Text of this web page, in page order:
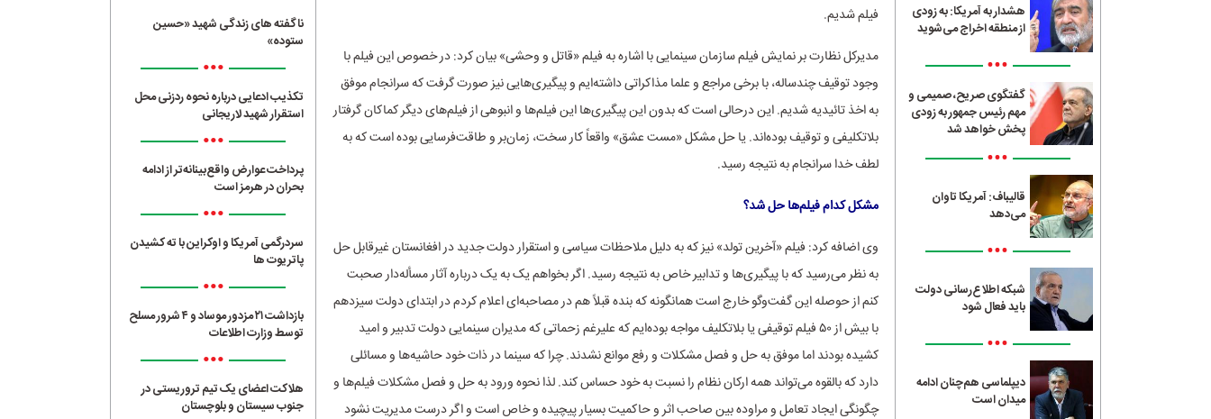
هشدار به آمریکا: به زودی
از منطقه اخراج می‌شوید
•••
گفتگوی صریح، صمیمی و
مهم رئیس جمهور به زودی
پخش خواهد شد
•••
قالیباف: آمریکا تاوان
می‌دهد
•••
شبکه اطلاع‌رسانی دولت
باید فعال شود
•••
دیپلماسی هم‌چنان ادامه
میدان است
فیلم شدیم.
مدیرکل نظارت بر نمایش فیلم سازمان سینمایی با اشاره به فیلم «قاتل و وحشی» بیان کرد: در خصوص این فیلم با
وجود توقیف چندساله، با برخی مراجع و علما مذاکراتی داشته‌ایم و پیگیری‌هایی نیز صورت گرفت که سرانجام موفق
به اخذ تائیدیه شدیم. این درحالی است که بدون این پیگیری‌ها این فیلم‌ها و انبوهی از فیلم‌های دیگر کماکان گرفتار
بلاتکلیفی و توقیف بوده‌اند. یا حل مشکل «مست عشق» واقعاً کار سخت، زمان‌بر و طاقت‌فرسایی بوده است که به
لطف خدا سرانجام به نتیجه رسید.
مشکل کدام فیلم‌ها حل شد؟
وی اضافه کرد: فیلم «آخرین تولد» نیز که به دلیل ملاحظات سیاسی و استقرار دولت جدید در افغانستان غیرقابل حل
به نظر می‌رسید که با پیگیری‌ها و تدابیر خاص به نتیجه رسید. اگر بخواهم یک به یک درباره آثار مسأله‌دار صحبت
کنم از حوصله این گفت‌وگو خارج است همانگونه که بنده قبلاً هم در مصاحبه‌ای اعلام کردم در ابتدای دولت سیزدهم
با بیش از ۵۰ فیلم توقیفی یا بلاتکلیف مواجه بوده‌ایم که علیرغم زحماتی که مدیران سینمایی دولت تدبیر و امید
کشیده بودند اما موفق به حل و فصل مشکلات و رفع موانع نشدند. چرا که سینما در ذات خود حاشیه‌ها و مسائلی
دارد که بالقوه می‌تواند همه ارکان نظام را نسبت به خود حساس کند. لذا نحوه ورود به حل و فصل مشکلات فیلم‌ها و
چگونگی ایجاد تعامل و مراوده بین صاحب اثر و حاکمیت بسیار پیچیده و خاص است و اگر درست مدیریت نشود
ناگفته های زندگی شهید «حسین
ستوده»
•••
تکذیب ادعایی درباره نحوه ردزنی محل
استقرار شهید لاریجانی
•••
پرداخت عوارض واقع‌بینانه‌تر از ادامه
بحران در هرمز است
•••
سردرگمی آمریکا و اوکراین با ته کشیدن
پاتریوت ها
•••
بازداشت ۲۱ مزدور موساد و ۴ شرور مسلح
توسط وزارت اطلاعات
•••
هلاکت اعضای یک تیم تروریستی در
جنوب سیستان و بلوچستان